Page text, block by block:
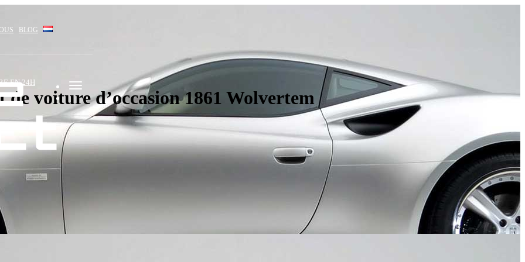
BLOG
EN 24H
de voiture d’occasion 1861 Wolvertem